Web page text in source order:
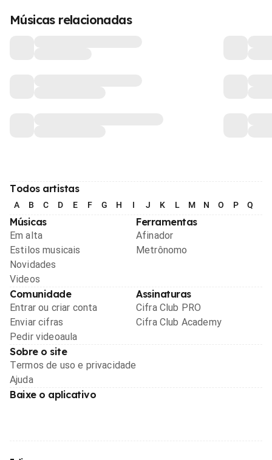
Músicas relacionadas
Todos artistas
A B C D E F G H I J K L M N O P Q
Músicas
Em alta
Estilos musicais
Novidades
Videos
Ferramentas
Afinador
Metrônomo
Comunidade
Entrar ou criar conta
Enviar cifras
Pedir videoaula
Assinaturas
Cifra Club PRO
Cifra Club Academy
Sobre o site
Termos de uso e privacidade
Ajuda
Baixe o aplicativo